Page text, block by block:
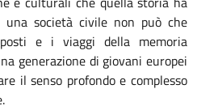
una società civile non può che
e i viaggi della memoria
generazione di giovani europei
il senso profondo e complesso